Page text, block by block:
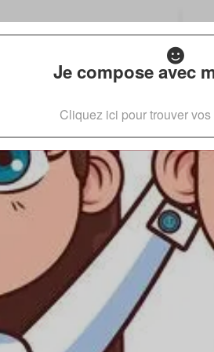
Je compose avec
Cliquez ici pour trouver